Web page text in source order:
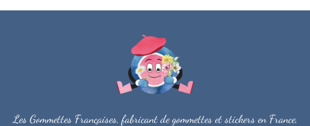
Les Gommettes Françaises, fabricant de gommettes et stickers en France,